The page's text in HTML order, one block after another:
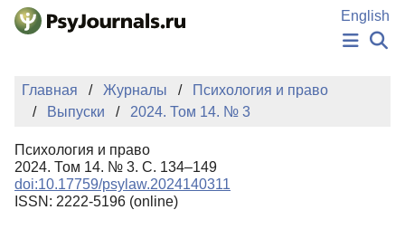
Перейти к основному содержанию
English
НОВОСТИ
ИЗДАНИЯ
ПОДАТЬ РУКОПИСЬ
БАЗА ЗНАНИЙ
КЛЮЧЕВЫЕ СЛОВА
Регистрация
Главная Журналы
Психология и право
Выпуски
2024. Том 14. № 3
Психология и право
2024. Том 14. № 3. С. 134–149
doi:10.17759/psylaw.2024140311
ISSN: 2222-5196 (online)